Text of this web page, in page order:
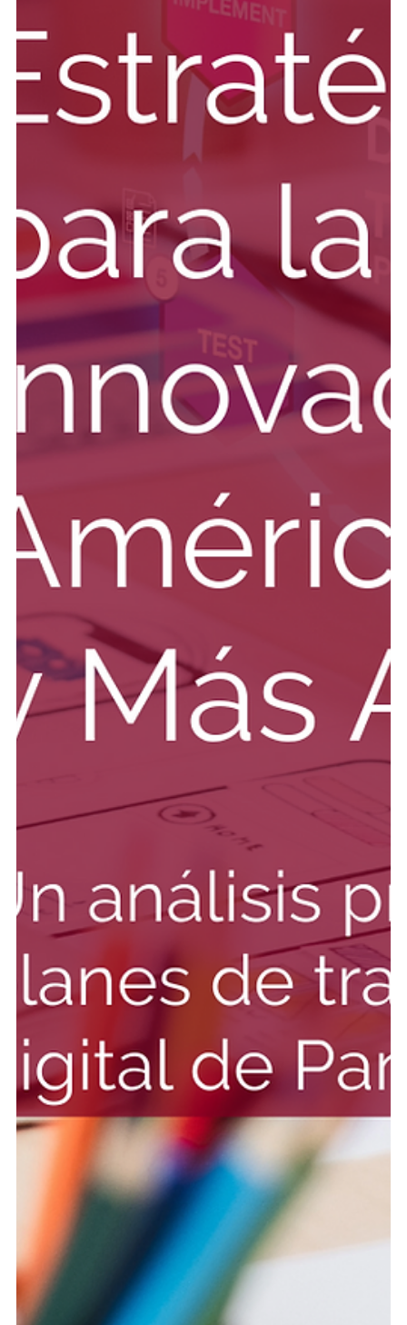
1 jul 2025
¿Buscando generar valor en la era de los
límites ecológicos?
Explora cómo generar valor en la era de los límites
ecológicos. Descubre cómo Panamá lidera con soluciones
sostenibles y oportunidades de inversión.